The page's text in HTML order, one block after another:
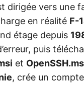
dirigée vers une
en réalité F-
étage depuis
puis
et
, crée un compte